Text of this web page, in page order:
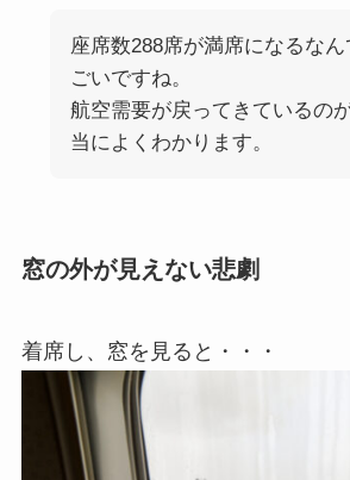
座席数288席が満席になるなん
ごいですね。
航空需要が戻ってきているの
当によくわかります。
窓の外が見えない悲劇
着席し、窓を見ると・・・